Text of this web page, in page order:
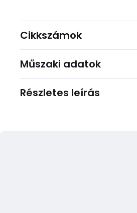
Cikkszámok
Műszaki adatok
Részletes leírás